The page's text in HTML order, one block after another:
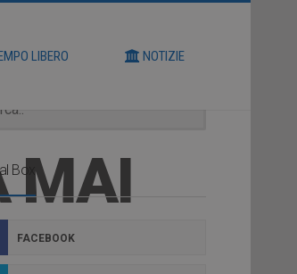
LIBERO NOTIZIE
MAI
Box
FACEBOOK